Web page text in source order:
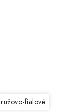
ružovo-fialové